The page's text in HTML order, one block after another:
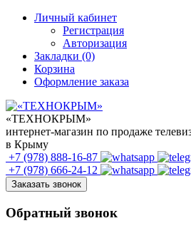
Личный кабинет
Регистрация
Авторизация
Закладки (0)
Корзина
Оформление заказа
«ТЕХНОКРЫМ»
интернет-магазин по продаже
в Крыму
+7 (978) 888-16-87
+7 (978) 666-24-12
Заказать звонок
Обратный звонок